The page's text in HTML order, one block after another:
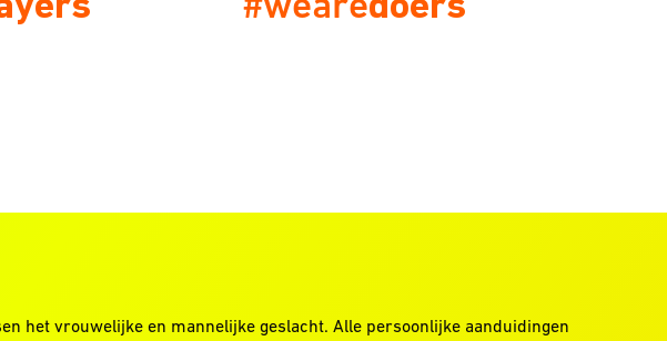
het vrouwelijke en mannelijke geslacht. Alle persoonlijke aanduidingen